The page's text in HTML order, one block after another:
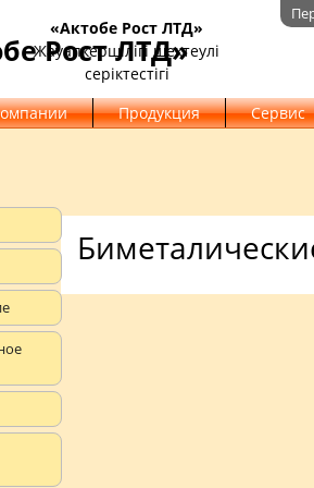
Рост ЛТД»
«Актобе Рост ЛТД»
Жауапкершілігі шектеулі
серіктестігі
Продукция Сервис